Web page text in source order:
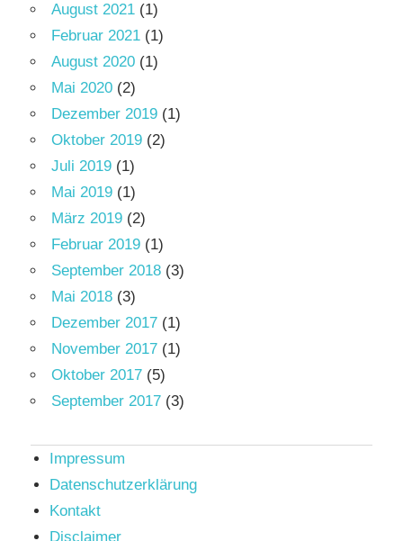
August 2021 (1)
Februar 2021 (1)
August 2020 (1)
Mai 2020 (2)
Dezember 2019 (1)
Oktober 2019 (2)
Juli 2019 (1)
Mai 2019 (1)
März 2019 (2)
Februar 2019 (1)
September 2018 (3)
Mai 2018 (3)
Dezember 2017 (1)
November 2017 (1)
Oktober 2017 (5)
September 2017 (3)
Impressum
Datenschutzerklärung
Kontakt
Disclaimer